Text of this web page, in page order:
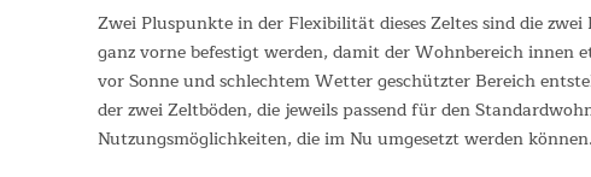
Zwei Pluspunkte in der Flexibilität dieses Zeltes sind die
ganz vorne befestigt werden, damit der Wohnbereich
vor Sonne und schlechtem Wetter geschützter Bereich
der zwei Zeltböden, die jeweils passend für den
Nutzungsmöglichkeiten, die im Nu umgesetzt werden können.